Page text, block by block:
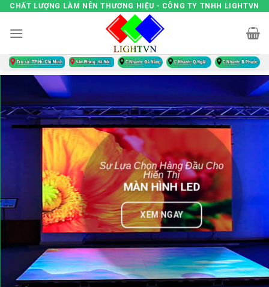
Skip
content
CHẤT LƯỢNG LÀM NÊN THƯƠNG HIỆU - CÔNG TY TNHH LIGHTVN
Sự Lựa Chọn Hàng Đầu Cho
Hiển Thị
MÀN HÌNH LED
XEM NGAY